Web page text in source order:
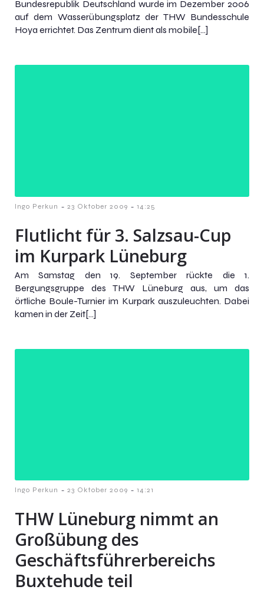
Bundesrepublik Deutschland wurde im Dezember 2006
auf dem Wasserübungsplatz der THW Bundesschule
Hoya errichtet. Das Zentrum dient als mobile[…]
Ingo Perkun - 23 Oktober 2009 - 14:25
Flutlicht für 3. Salzsau-Cup
im Kurpark Lüneburg
Am Samstag den 19. September rückte die 1.
Bergungsgruppe des THW Lüneburg aus, um das
örtliche Boule-Turnier im Kurpark auszuleuchten. Dabei
kamen in der Zeit[…]
Ingo Perkun - 23 Oktober 2009 - 14:21
THW Lüneburg nimmt an
Großübung des
Geschäftsführerbereichs
Buxtehude teil